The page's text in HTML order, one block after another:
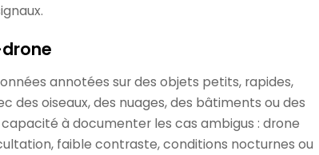
annotées sur des objets petits, rapides,
des oiseaux, des nuages, des bâtiments ou des
à documenter les cas ambigus : drone
faible contraste, conditions nocturnes ou